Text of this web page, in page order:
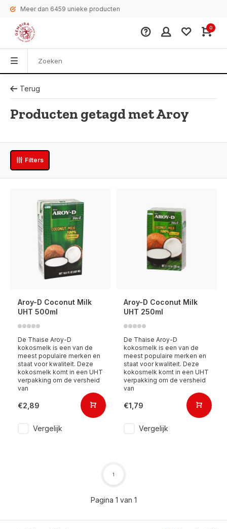
Meer dan 6459 unieke producten
0
Terug
Producten getagd met Aroy
Filters
Aroy-D Coconut Milk
UHT 500ml
De Thaise Aroy-D
kokosmelk is een van de
meest populaire merken en
staat voor kwaliteit. Deze
kokosmelk komt in een UHT
verpakking om de versheid
van
€2,89
Vergelijk
Aroy-D Coconut Milk
UHT 250ml
De Thaise Aroy-D
kokosmelk is een van de
meest populaire merken en
staat voor kwaliteit. Deze
kokosmelk komt in een UHT
verpakking om de versheid
van
€1,79
Vergelijk
Pagina 1 van 1
1